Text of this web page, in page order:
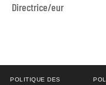
Directrice/eur
POLITIQUE DES